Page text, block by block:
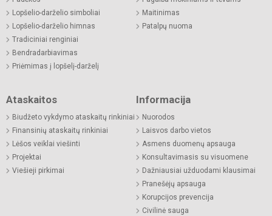
Lopšelio-darželio simboliai
Lopšelio-darželio himnas
Tradiciniai renginiai
Bendradarbiavimas
Priėmimas į lopšelį-darželį
Maitinimas
Patalpų nuoma
Ataskaitos
Biudžeto vykdymo ataskaitų rinkiniai
Finansinių ataskaitų rinkiniai
Lėšos veiklai viešinti
Projektai
Viešieji pirkimai
Informacija
Nuorodos
Laisvos darbo vietos
Asmens duomenų apsauga
Konsultavimasis su visuomene
Dažniausiai užduodami klausimai
Pranešėjų apsauga
Korupcijos prevencija
Civilinė sauga